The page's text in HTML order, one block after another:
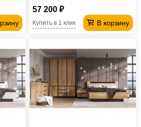
57 200 ₽
В корзину
Купить в 1 клик